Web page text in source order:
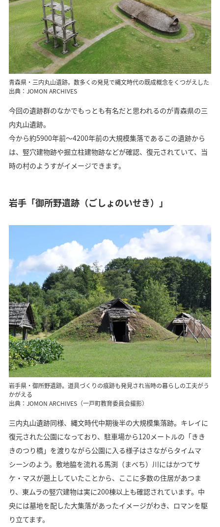
青森県・三内丸山遺跡。数多くの発見で縄文時代の既成概念をくつがえした
出典：JOMON ARCHIVES
今回の遺跡群のなかでもっとも有名だと思われるのが青森県の三
内丸山遺跡。
今から約5900年前～4200年前の大規模集落であるこの遺跡から
は、竪穴建物跡や掘立柱建物跡などが確認、復元されていて、当
時の村のようすがイメージできます。
岩手「御所野遺跡（ごしょのいせき）」
岩手県・御所野遺跡。道具づくりの痕跡も発見され当時の暮らしの工夫がう
かがえる
出典：JOMON ARCHIVES（一戸町教育委員会撮影）
三内丸山遺跡同様、縄文時代中期後半の大規模集落跡。キレイに
復元された公園になっており、駐車場から120メートルの「きき
きのつり橋」を渡りながら公園に入る様子はさながらタイムマ
シーンのよう。敷地脇を流れる馬渕（まべち）川にはかつてサ
ケ・マスが遡上していたことから、ここに多数の住居があつま
り、東ムラの竪穴建物は実に200棟以上も確認されています。中
央には墓地を配した大集落があったイメージがわき、ロマンを駆
り立てます。